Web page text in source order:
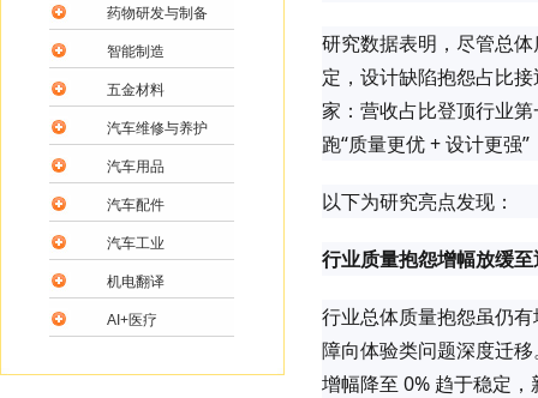
研究数据表明，尽管总
定，设计缺陷抱怨占比
家：营收占比登顶行业
跑“质量更优 + 设计更强
以下为研究亮点发现：
行业质量抱怨增幅放缓
行业总体质量抱怨虽仍
障向体验类问题深度迁
增幅降至 0% 趋于稳定
药物研发与制备
智能制造
五金材料
汽车维修与养护
汽车用品
汽车配件
汽车工业
机电翻译
AI+医疗